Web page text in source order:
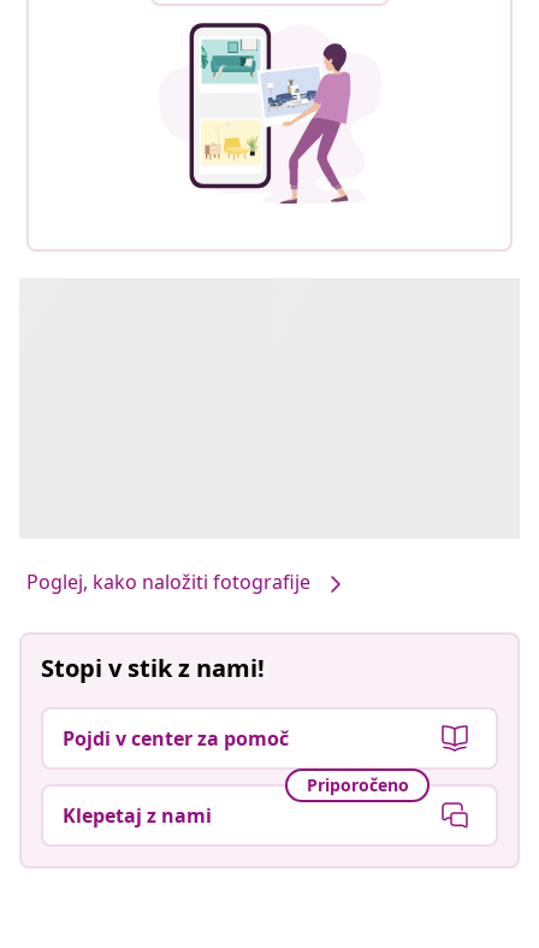
Poglej, kako naložiti fotografije
Stopi v stik z nami!
Pojdi v center za pomoč
Priporočeno
Klepetaj z nami